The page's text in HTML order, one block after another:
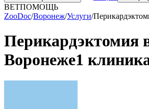
ВЕТПОМОЩЬ
ZooDoc/Воронеж/Услуги/
Перикардэктомия
Воронеже1